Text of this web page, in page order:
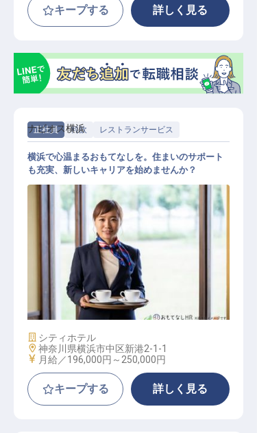
キープする 詳しく見る
正社員 料飲 レストランサービス
レストランサービス
ナビオス横浜
横浜で心温まるおもてなしを。住まいのサポート
も充実、新しいキャリアを始めませんか？
施設業態
シティホテル
勤務地
神奈川県横浜市中区新港2-1-1
給与
月給／196,000円～ 250,000円
キープする 詳しく見る